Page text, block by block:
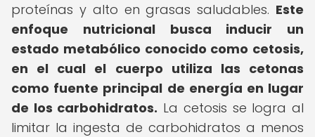
proteínas y alto en grasas saludables. Este
enfoque nutricional busca inducir un
estado metabólico conocido como cetosis,
en el cual el cuerpo utiliza las cetonas
como fuente principal de energía en lugar
de los carbohidratos. La cetosis se logra al
limitar la ingesta de carbohidratos a menos